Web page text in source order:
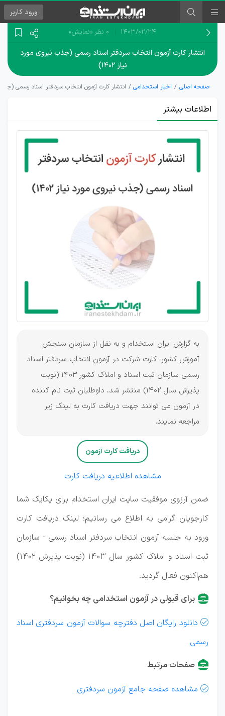
ورود کاربر
۱۴۰۳/۰۲/۲۴ 0 نظر «نمایش»
انتشار کارت آزمون انتخاب سردفتر اسناد رسمی (جذب نیروی مورد
نیاز ۱۴۰۲)
صفحه اصلی اخبار استخدامی انتشار کارت آزمون انتخاب سردفتر اسناد رسمی (جذب
اطلاعات بیشتر
کارت
آزمون
انتخاب
سردفتر
به گزارش ایران استخدام و به نقل از سازمان سنجش
آموزش کشور، كارت شركت در آزمون انتخاب سردفتر اسناد
رسمی سازمان ثبت اسناد و املاك كشور ۱۴۰۳ (نوبت
پذیرش سال ۱۴۰۲) منتشر شد، داوطلبان ثبت نام کننده
در آزمون می توانند جهت دریافت کارت به لینک زیر
مراجعه نمایند.
دریافت کارت آزمون
مشاهده اطلاعیه دریافت کارت
ضمن آرزوی موفقیت سایت ایران استخدام برای یکایک شما
کارجویان گرامی به اطلاع می رسانیم؛ لینک دریافت کارت
ورود به جلسه آزمون انتخاب سردفتر اسناد رسمی - سازمان
ثبت اسناد و املاک كشور سال 1403 (نوبت پذیرش 1402)
هم‌اکنون فعال گردید.
برای قبولی در آزمون استخدامی چه بخوانیم؟
 دانلود رایگان اصل دفترچه سوالات آزمون سردفتری اسناد
رسمی
صفحات مرتبط
 مشاهده صفحه جامع آزمون سردفتری